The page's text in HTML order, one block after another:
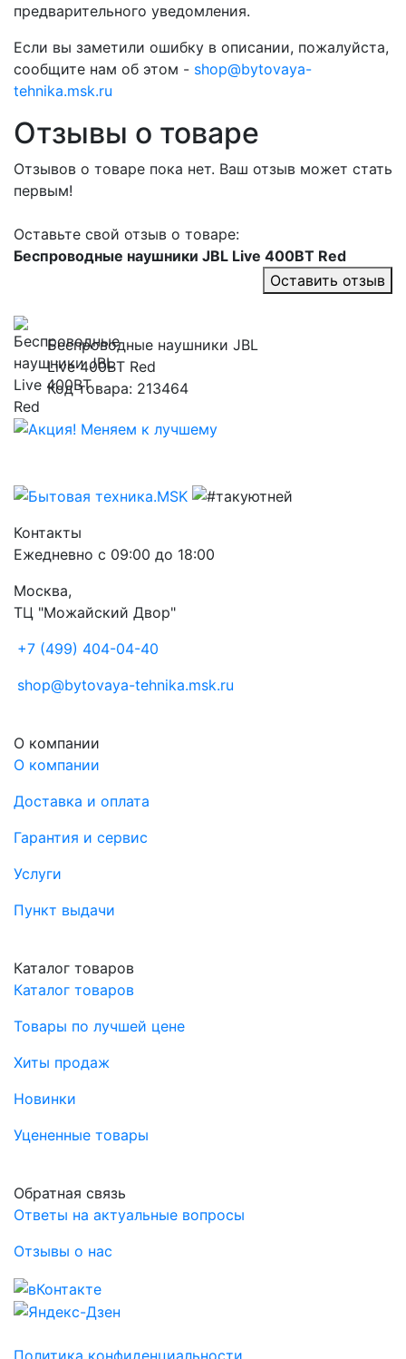
предварительного уведомления.
Если вы заметили ошибку в описании, пожалуйста,
сообщите нам об этом - shop@bytovaya-
tehnika.msk.ru
Отзывы о товаре
Отзывов о товаре пока нет. Ваш отзыв может стать
первым!
Оставьте свой отзыв о товаре:
Беспроводные наушники JBL Live 400BT Red
Оставить отзыв
Беспроводные наушники JBL
Live 400BT Red
Код товара: 213464
Контакты
Ежедневно с 09:00 до 18:00
Москва,
ТЦ "Можайский Двор"
+7 (499) 404-04-40
shop@bytovaya-tehnika.msk.ru
О компании
О компании
Доставка и оплата
Гарантия и сервис
Услуги
Пункт выдачи
Каталог товаров
Каталог товаров
Товары по лучшей цене
Хиты продаж
Новинки
Уцененные товары
Обратная связь
Ответы на актуальные вопросы
Отзывы о нас